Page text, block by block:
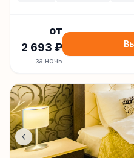
от
2 693 ₽
за ночь